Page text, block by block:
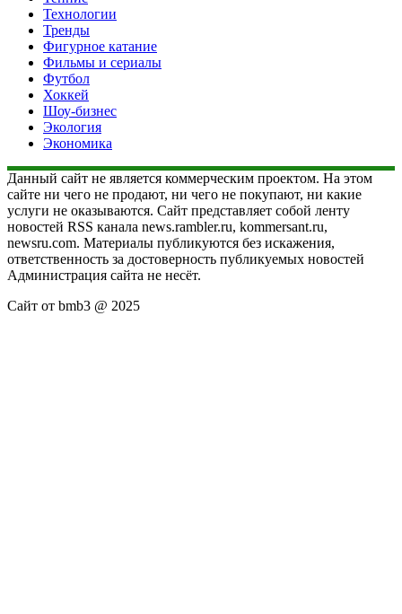
Технологии
Тренды
Фигурное катание
Фильмы и сериалы
Футбол
Хоккей
Шоу-бизнес
Экология
Экономика
Данный сайт не является коммерческим проектом. На этом
сайте ни чего не продают, ни чего не покупают, ни какие
услуги не оказываются. Сайт представляет собой ленту
новостей RSS канала news.rambler.ru, kommersant.ru,
newsru.com. Материалы публикуются без искажения,
ответственность за достоверность публикуемых новостей
Администрация сайта не несёт.
Сайт от bmb3 @ 2025